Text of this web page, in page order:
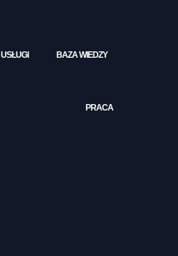
USŁUGI BAZA WIEDZY
PRACA